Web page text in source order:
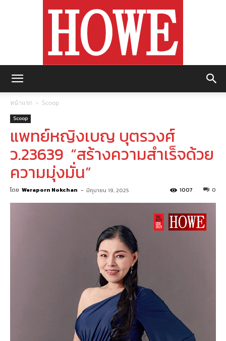
หน้าแรก Scoop
Scoop
แพทย์หญิงเบญ บุตรวงศ์
ว.23639 “สร้างความสำเร็จด้วย
ความมุ่งมั่น”
โดย Weraporn Nokchan - มิถุนายน 19, 2025 0
1007